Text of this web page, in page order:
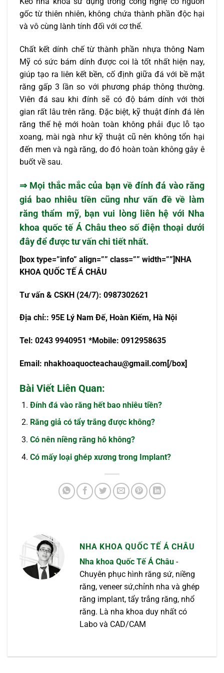
gốc từ thiên nhiên, không chứa thành phần độc hại
và vô cùng lành tính đối với cơ thể.
Chất kết dính chế từ thành phần nhựa thông Nam
Mỹ có sức bám dính được coi là tốt nhất hiện nay,
giúp tạo ra liên kết bền, cố định giữa đá với bề mặt
răng gấp 3 lần so với phương pháp thông thường.
Viên đá sau khi đính sẽ có độ bám dính với thời
gian rất lâu trên răng. Đặc biệt, kỹ thuật đính đá lên
răng thế hệ mới hoàn toàn không phải đục lỗ tạo
xoang, mài ngà như kỹ thuật cũ nên không tổn hại
đến men và ngà răng, do đó hoàn toàn không gây ê
buốt về sau.
⇒ Mọi thắc mắc của bạn về đính đá vào răng
giá bao nhiêu tiền cũng như vấn đề về làm
răng thẩm mỹ, bạn vui lòng liên hệ với Nha
khoa quốc tế Á Châu theo số điện thoại dưới
đây để được tư vấn chi tiết nhất.
[box type=”info” align=”” class=”” width=””]NHA
KHOA QUỐC TẾ Á CHÂU
Tưvấn & CSKH (24/7): 0987302621
Địa chỉ:: 95E Lý Nam Đế, Hoàn Kiếm, Hà Nội
Tel: 0243 9940951 *Mobile: 0912958635
Email: nhakhoaquocteachau@gmail.com [/box]
Bài Viết Liên Quan:
Đính đá vào răng hết bao nhiêu tiền?
Răng giả có tẩy trắng được không?
Có nên niềng răng hô không?
Có mấy loại ghép xương trong Implant?
NHA KHOA QUỐC TẾ Á CHÂU
Nha khoa Quốc Tế Á Châu -
Chuyên phục hình răng sứ, niềng
răng, veneer sứ,chỉnh nha và ghép
răng implant, tẩy trắng răng, nhổ
răng. Là nha khoa duy nhất có
Labo và CAD/CAM